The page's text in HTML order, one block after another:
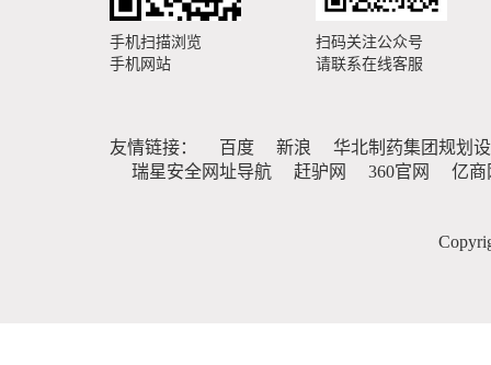
手机扫描浏览
手机网站
扫码关注公众号
请联系在线客服
友情链接： 百度 新浪
华北制药集团规划
瑞星安全网址导航
赶驴网 360官网 亿商